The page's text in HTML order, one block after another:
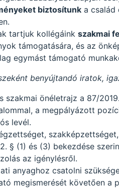
biztosítunk a család
tartjuk kollégáink szakmai
támogatására, és az
egymást támogató
benyújtandó iratok,
szakmai önéletrajz a 87/
a megpályázott
levél.
§ (1) és (3) bekezdése
az igénylésről.
anyaghoz csatolni
megismerését követően a